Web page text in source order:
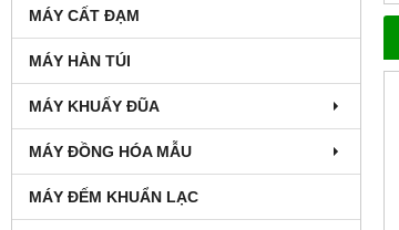
MÁY CẤT ĐẠM
MÁY HÀN TÚI
MÁY KHUẤY ĐŨA
MÁY ĐỒNG HÓA MẪU
MÁY ĐẾM KHUẨN LẠC